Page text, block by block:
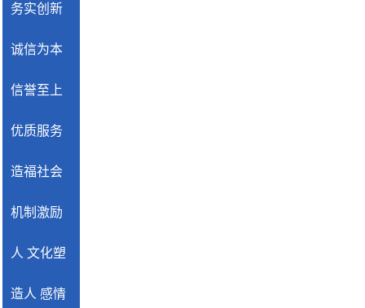
务实创新
诚信为本
信誉至上
优质服务
造福社会
机制激励
人 文化塑
造人 感情